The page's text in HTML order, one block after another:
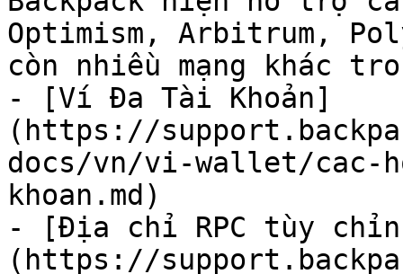
Optimism, Arbitrum,
còn nhiều mạng khác
- [Ví Đa Tài Khoản]
(https://
docs/vn/vi-wallet/cac-
khoan.md)
- [Địa chỉ RPC tùy
(https://